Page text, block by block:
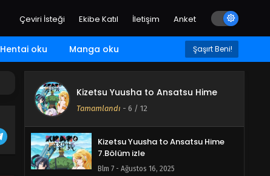
Çeviri İsteği Ekibe Katıl İletişim Anket
Hentai oku Manga oku Şaşırt Beni!
Kizetsu Yuusha to Ansatsu Hime
Tamamlandı - 6 / 12
Kizetsu Yuusha to Ansatsu Hime
9.Bölüm izle
Blm 9 - Ağustos 30, 2025
Kizetsu Yuusha to Ansatsu Hime
8.Bölüm izle
Kizetsu Yuusha to Ansatsu Hime
7.Bölüm izle
Blm 7 - Ağustos 16, 2025